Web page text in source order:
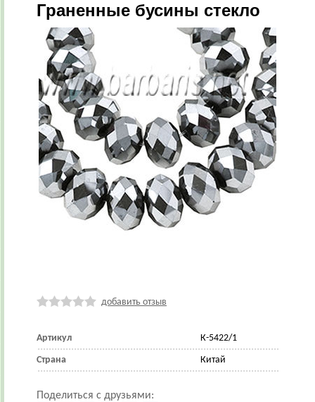
Граненные бусины стекло
добавить отзыв
Артикул К-5422/1
Страна Китай
Поделиться с друзьями: